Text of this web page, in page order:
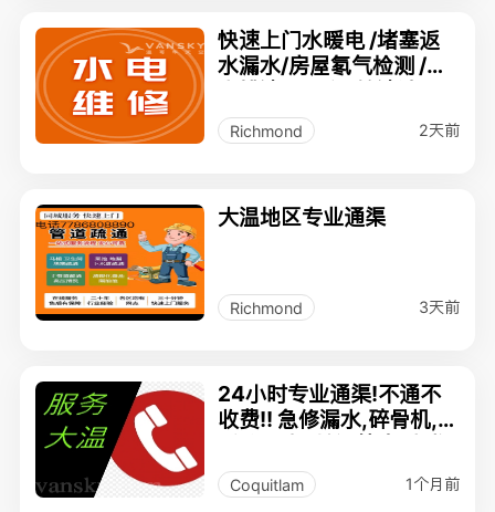
快速上门水暖电 /堵塞返
水漏水/房屋氡气检测 /雨
42182285
Richmond 2天前
大温地区专业通渠
Richmond 3天前
24小时专业通渠!不通不
收费!! 急修漏水,碎骨机,洗
头,清雨水管
Coquitlam 1个月前